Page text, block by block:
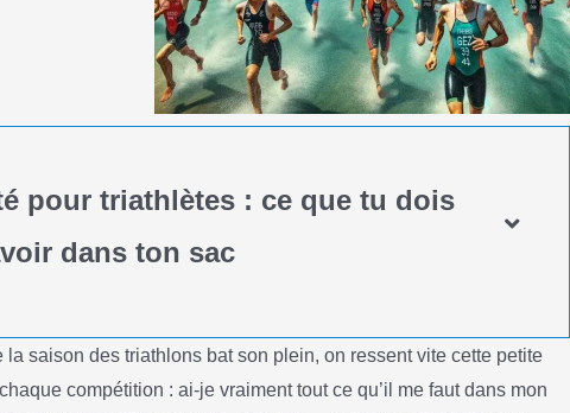
pour triathlètes : ce que tu dois
dans ton sac
la saison des triathlons bat son plein, on ressent vite cette petite
compétition : ai-je vraiment tout ce qu’il me faut dans mon